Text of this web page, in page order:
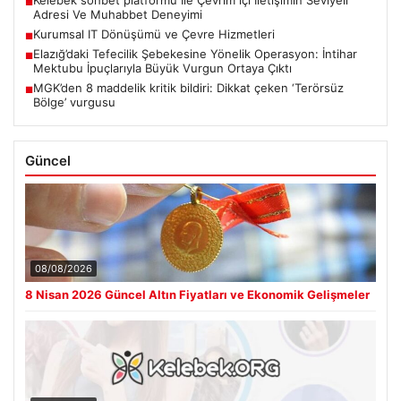
Adresi Ve Muhabbet Deneyimi
■Kurumsal IT Dönüşümü ve Çevre Hizmetleri
■Elazığ’daki Tefecilik Şebekesine Yönelik Operasyon: İntihar
Mektubu İpuçlarıyla Büyük Vurgun Ortaya Çıktı
■MGK’den 8 maddelik kritik bildiri: Dikkat çeken ‘Terörsüz
Bölge’ vurgusu
Güncel
08/08/2026
8 Nisan 2026 Güncel Altın Fiyatları ve Ekonomik Gelişmeler